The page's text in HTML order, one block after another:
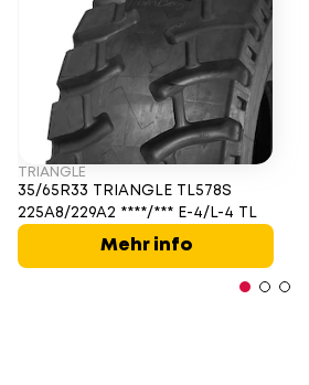
TRIANGLE
35/65R33 TRIANGLE TL578S
225A8/229A2 ****/*** E-4/L-4 TL
Mehr info